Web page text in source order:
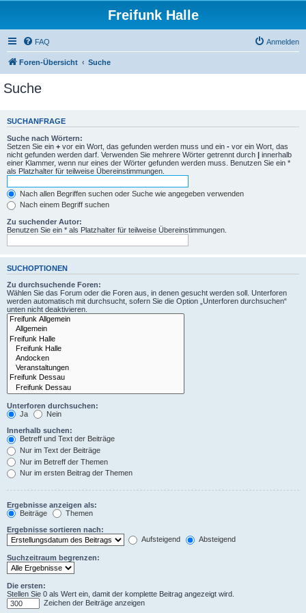
Freifunk Halle
FAQ Anmelden
Foren-Übersicht Suche
Suche
SUCHANFRAGE
Suche nach Wörtern:
Setzen Sie ein + vor ein Wort, das gefunden werden muss und ein - vor ein Wort, das
nicht gefunden werden darf. Verwenden Sie mehrere Wörter getrennt durch | innerhalb
einer Klammer, wenn nur eines der Wörter gefunden werden muss. Benutzen Sie ein *
als Platzhalter für teilweise Übereinstimmungen.
Nach allen Begriffen suchen oder Suche wie angegeben verwenden
Nach einem Begriff suchen
Zu suchender Autor:
Benutzen Sie ein * als Platzhalter für teilweise Übereinstimmungen.
SUCHOPTIONEN
Zu durchsuchende Foren:
Wählen Sie das Forum oder die Foren aus, in denen gesucht werden soll. Unterforen
werden automatisch mit durchsucht, sofern Sie die Option „Unterforen durchsuchen“
unten nicht deaktivieren.
Unterforen durchsuchen:
Ja
Nein
Innerhalb suchen:
Betreff und Text der Beiträge
Nur im Text der Beiträge
Nur im Betreff der Themen
Nur im ersten Beitrag der Themen
Ergebnisse anzeigen als:
Beiträge
Themen
Ergebnisse sortieren nach:
Aufsteigend
Absteigend
Suchzeitraum begrenzen:
Die ersten:
Stellen Sie 0 als Wert ein, damit der komplette Beitrag angezeigt wird.
Zeichen der Beiträge anzeigen